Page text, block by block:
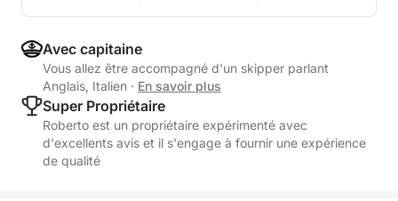
Avec capitaine
Vous allez être accompagné d'un skipper parlant
Anglais, Italien · En savoir plus
Super Propriétaire
Roberto est un propriétaire expérimenté avec
d'excellents avis et il s'engage à fournir une expérience
de qualité